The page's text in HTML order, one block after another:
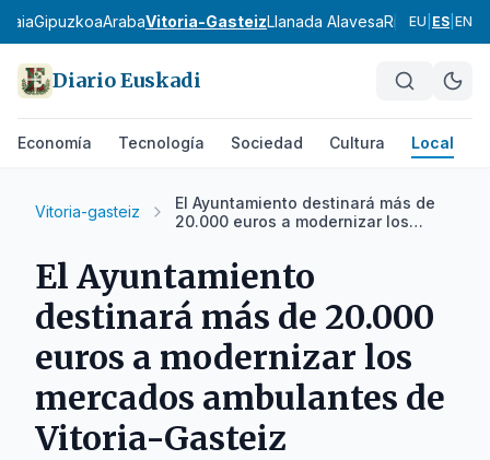
GipuzkoaArabaVitoria-GasteizLlanada AlavesaRioja Alavesa
EU ES EN
Diario Euskadi
Economía Tecnología Sociedad Cultura Local
Vitoria-gasteiz
El Ayuntamiento destinará más de
20.000 euros a modernizar los
Gasteiz
El Ayuntamiento
destinará más de 20.000
euros a modernizar los
mercados ambulantes de
Vitoria-Gasteiz